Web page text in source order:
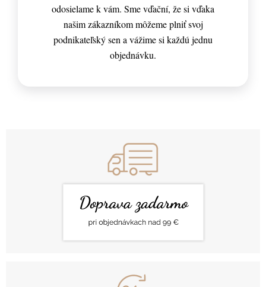
odosielame k vám. Sme vďační, že si vďaka
našim zákazníkom môžeme plniť svoj
podnikateľský sen a vážime si každú jednu
objednávku.